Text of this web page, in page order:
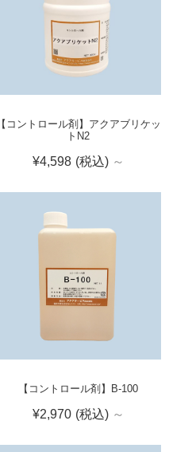
【コントロール剤】アクアブリケッ
トN2
¥4,598 (税込) ～
【コントロール剤】B-100
¥2,970 (税込) ～